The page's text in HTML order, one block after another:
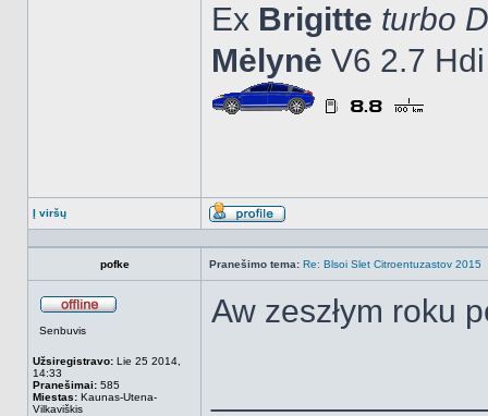
Ex Brigitte turbo
Mėlynė V6 2.7 Hdi
Į viršų
Aprašymas
pofke Pranešimo tema: Re: Blsoi Slet Citroentuzastov 2015
Senbuvis
Užsiregistravo: Lie 25 2014,
14:33
Pranešimai: 585
Miestas: Kaunas-Utena-
Vilkaviškis
Aw zeszłym roku